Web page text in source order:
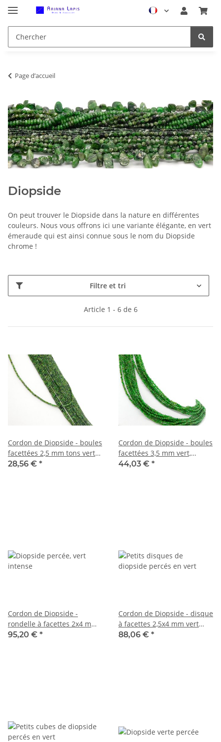
Page d’accueil
Diopside
On peut trouver le Diopside dans la nature en différentes
couleurs. Nous vous offrons ici une variante élégante, en vert
émeraude qui est ainsi connue sous le nom du Diopside
chrome !
Filtre et tri
Article 1 - 6 de 6
Cordon de Diopside - boules
facettées 2,5 mm tons verts,
longueur 38 cm /6377
28,56 € *
Cordon de Diopside - boules
facettées 3,5 mm vert,
longueur 37,5 cm /2398
44,03 € *
Cordon de Diopside -
rondelle à facettes 2x4 mm
vert, longueur 39 cm /5296
95,20 € *
Cordon de Diopside - disque
à facettes 2,5x4 mm vert
forêt, longueur 39 cm /6204
88,06 € *